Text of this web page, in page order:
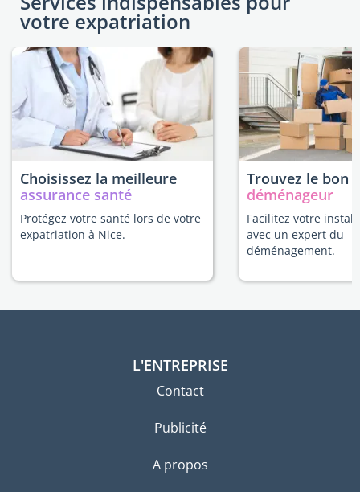
votre expatriation
Choisissez la meilleure
assurance santé
Protégez votre santé lors de votre
expatriation à Nice.
Trouvez le bon
déménageur
Facilitez votre
avec un expert du
déménagement.
L'ENTREPRISE
Contact
Publicité
A propos